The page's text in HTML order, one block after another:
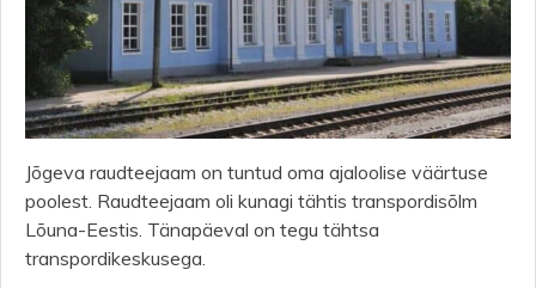
Jõgeva raudteejaam on tuntud oma ajaloolise väärtuse
poolest. Raudteejaam oli kunagi tähtis transpordisõlm
Lõuna-Eestis. Tänapäeval on tegu tähtsa
transpordikeskusega.